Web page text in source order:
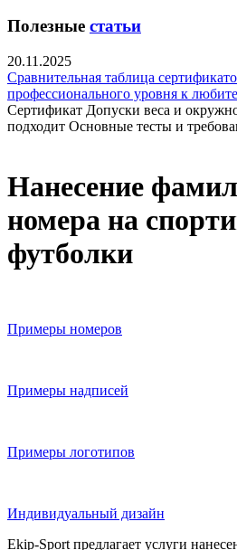
Полезные статьи
20.11.2025
Сравнительная таблица
профессионального уровня к
Сертификат Допуски веса и
подходит Основные тесты и
Нанесение
номера на
футболки
Примеры номеров
Примеры надписей
Примеры логотипов
Индивидуальный дизайн
Ekip-Sport предлагает услуги